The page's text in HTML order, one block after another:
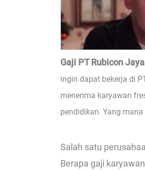
Gaji PT Rubicon
ingin dapat bekerja di
menerima karyawan
pendidikan. Yang
Salah satu
Berapa gaji